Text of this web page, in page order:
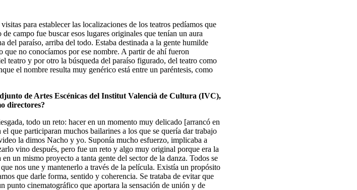
para establecer las localizaciones de los teatros pedíamos que
campo fue buscar esos lugares originales que tenían un aura
del paraíso, arriba del todo. Estaba destinada a la gente humilde
no conocíamos por ese nombre. A partir de ahí fueron
teatro y por otro la búsqueda del paraíso figurado, del teatro como
el nombre resulta muy genérico está entre un paréntesis, como
de Artes Escénicas del Institut Valencià de Cultura (IVC),
directores?
todo un reto: hacer en un momento muy delicado [arrancó en
que participaran muchos bailarines a los que se quería dar trabajo
la dimos Nacho y yo. Suponía mucho esfuerzo, implicaba a
vino después, pero fue un reto y algo muy original porque era la
un mismo proyecto a tanta gente del sector de la danza. Todos se
nos une y mantenerlo a través de la película. Existía un propósito
que darle forma, sentido y coherencia. Se trataba de evitar que
punto cinematográfico que aportara la sensación de unión y de